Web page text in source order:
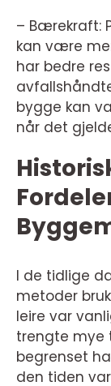
– Bærekraft:
kan være
har bedre
bygge kan
når det
I de tidlige
metoder
leire var
trengte mye
begrenset
den tiden